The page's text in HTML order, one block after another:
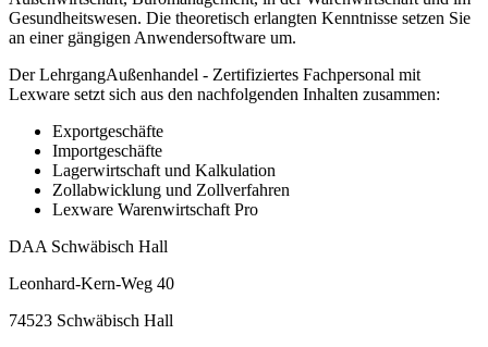
Gesundheitswesen. Die theoretisch erlangten Kenntnisse setzen Sie
an einer gängigen Anwendersoftware um.
Der LehrgangAußenhandel - Zertifiziertes Fachpersonal mit
Lexware setzt sich aus den nachfolgenden Inhalten zusammen:
Exportgeschäfte
Importgeschäfte
Lagerwirtschaft und Kalkulation
Zollabwicklung und Zollverfahren
Lexware Warenwirtschaft Pro
DAA Schwäbisch Hall
Leonhard-Kern-Weg 40
74523 Schwäbisch Hall